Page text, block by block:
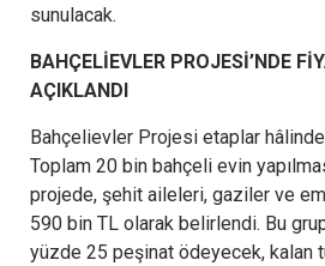
sunulacak.
BAHÇELİEVLER PROJESİ’NDE
AÇIKLANDI
Bahçelievler Projesi etaplar
Toplam 20 bin bahçeli evin
projede, şehit aileleri, gaziler ve
590 bin TL olarak belirlendi. Bu
yüzde 25 peşinat ödeyecek, kalan